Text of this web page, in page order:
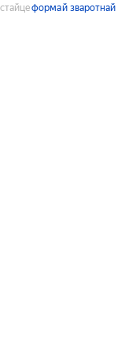
формай зваротнай